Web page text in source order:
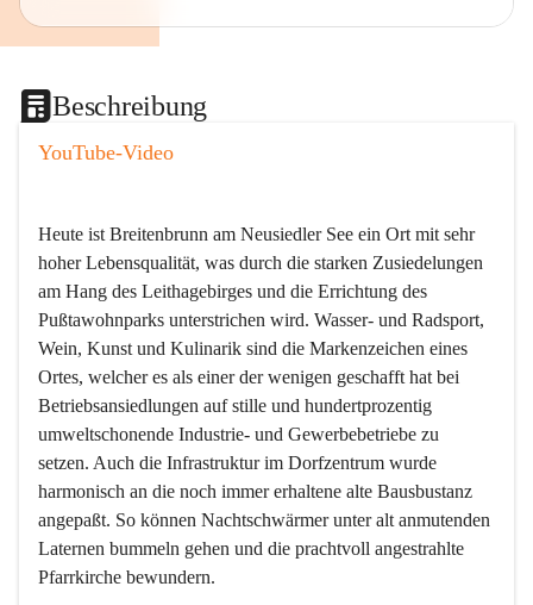
Beschreibung
YouTube-Video
Heute ist Breitenbrunn am Neusiedler See ein Ort mit sehr
hoher Lebensqualität, was durch die starken Zusiedelungen
am Hang des Leithagebirges und die Errichtung des
Pußtawohnparks unterstrichen wird. Wasser- und Radsport,
Wein, Kunst und Kulinarik sind die Markenzeichen eines
Ortes, welcher es als einer der wenigen geschafft hat bei
Betriebsansiedlungen auf stille und hundertprozentig
umweltschonende Industrie- und Gewerbebetriebe zu
setzen. Auch die Infrastruktur im Dorfzentrum wurde
harmonisch an die noch immer erhaltene alte Bausbustanz
angepaßt. So können Nachtschwärmer unter alt anmutenden
Laternen bummeln gehen und die prachtvoll angestrahlte
Pfarrkirche bewundern.